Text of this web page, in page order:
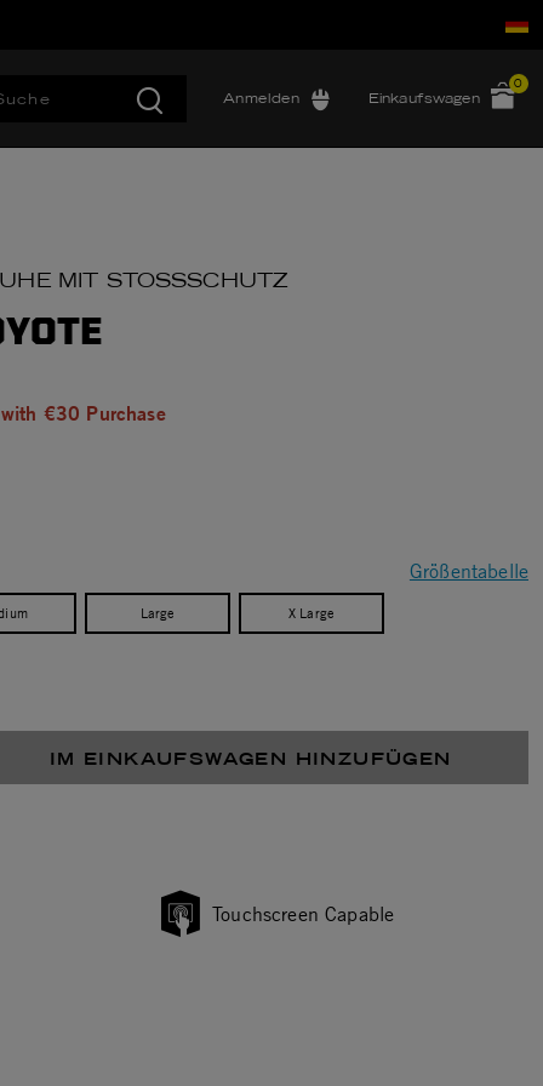
Anmelden Einkaufswagen
0
MIT STOSSSCHUTZ
with €30 Purchase
Größentabelle
Large X Large
IM EINKAUFSWAGEN HINZUFÜGEN
Touchscreen Capable